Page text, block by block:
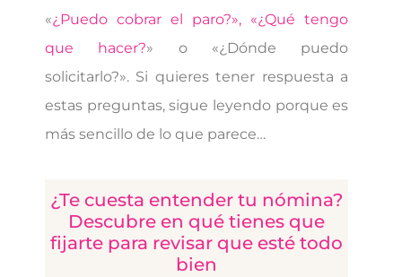
«¿Puedo cobrar el paro?», «¿Qué tengo
que hacer?» o «¿Dónde puedo
solicitarlo?». Si quieres tener respuesta a
estas preguntas, sigue leyendo porque es
más sencillo de lo que parece…
¿Te cuesta entender tu nómina?
Descubre en qué tienes que
fijarte para revisar que esté todo
bien